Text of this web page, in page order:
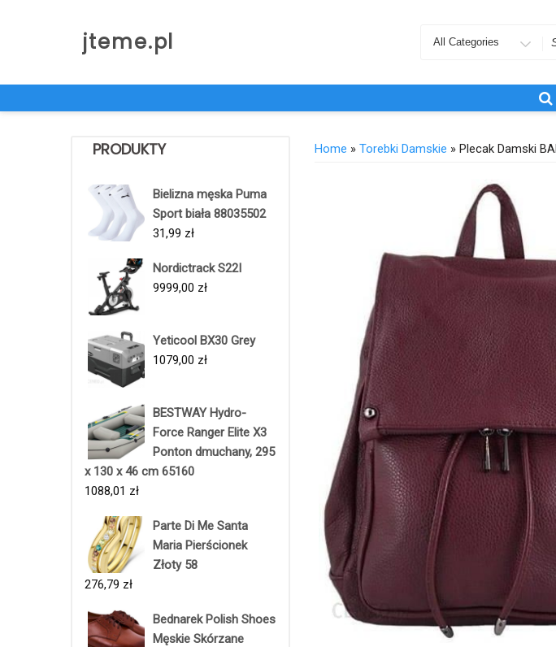
jteme.pl
Search
PRODUKTY
Bielizna męska Puma
Sport biała 88035502
31,99 zł
Nordictrack S22I
9999,00 zł
Yeticool BX30 Grey
1079,00 zł
BESTWAY Hydro-
Force Ranger Elite X3
Ponton dmuchany, 295
x 130 x 46 cm 65160
1088,01 zł
Parte Di Me Santa
Maria Pierścionek
Złoty 58
276,79 zł
Bednarek Polish Shoes
Męskie Skórzane
Home » Torebki Damskie » Plecak Damski